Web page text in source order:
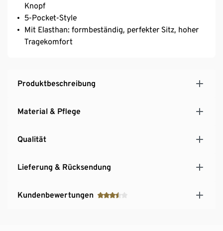
Knopf
5-Pocket-Style
Mit Elasthan: formbeständig, perfekter Sitz, hoher
Tragekomfort
Produktbeschreibung
Material & Pflege
Qualität
Lieferung & Rücksendung
Kundenbewertungen